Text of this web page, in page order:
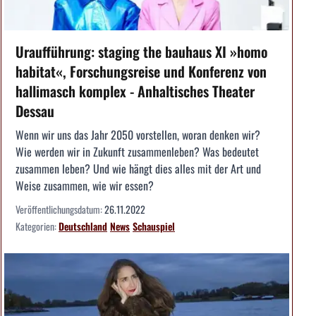
Uraufführung: staging the bauhaus XI »homo
habitat«, Forschungsreise und Konferenz von
hallimasch komplex - Anhaltisches Theater
Dessau
Wenn wir uns das Jahr 2050 vorstellen, woran denken wir?
Wie werden wir in Zukunft zusammenleben? Was bedeutet
zusammen leben? Und wie hängt dies alles mit der Art und
Weise zusammen, wie wir essen?
Veröffentlichungsdatum:26.11.2022
Kategorien:DeutschlandNewsSchauspiel